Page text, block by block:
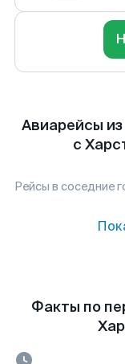
Авиарейсы
с
Рейсы в соседние
Факты по